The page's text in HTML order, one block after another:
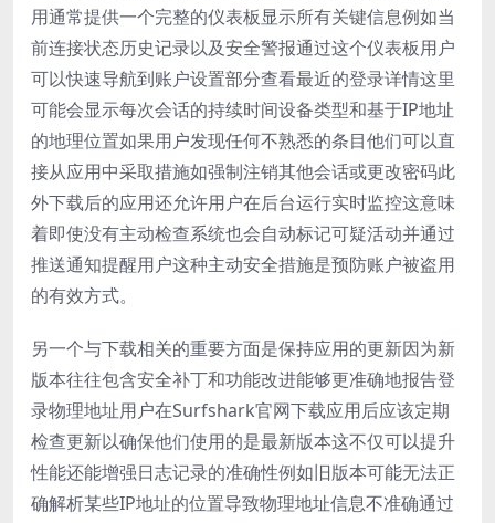
用通常提供一个完整的仪表板显示所有关键信息例如当
前连接状态历史记录以及安全警报通过这个仪表板用户
可以快速导航到账户设置部分查看最近的登录详情这里
可能会显示每次会话的持续时间设备类型和基于IP地址
的地理位置如果用户发现任何不熟悉的条目他们可以直
接从应用中采取措施如强制注销其他会话或更改密码此
外下载后的应用还允许用户在后台运行实时监控这意味
着即使没有主动检查系统也会自动标记可疑活动并通过
推送通知提醒用户这种主动安全措施是预防账户被盗用
的有效方式。
另一个与下载相关的重要方面是保持应用的更新因为新
版本往往包含安全补丁和功能改进能够更准确地报告登
录物理地址用户在Surfshark官网下载应用后应该定期
检查更新以确保他们使用的是最新版本这不仅可以提升
性能还能增强日志记录的准确性例如旧版本可能无法正
确解析某些IP地址的位置导致物理地址信息不准确通过